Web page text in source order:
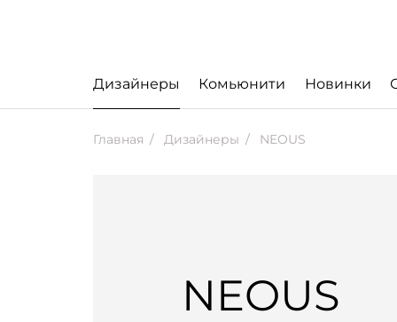
Дизайнеры Комьюнити Новинки
Главная Дизайнеры NEOUS
NEOUS